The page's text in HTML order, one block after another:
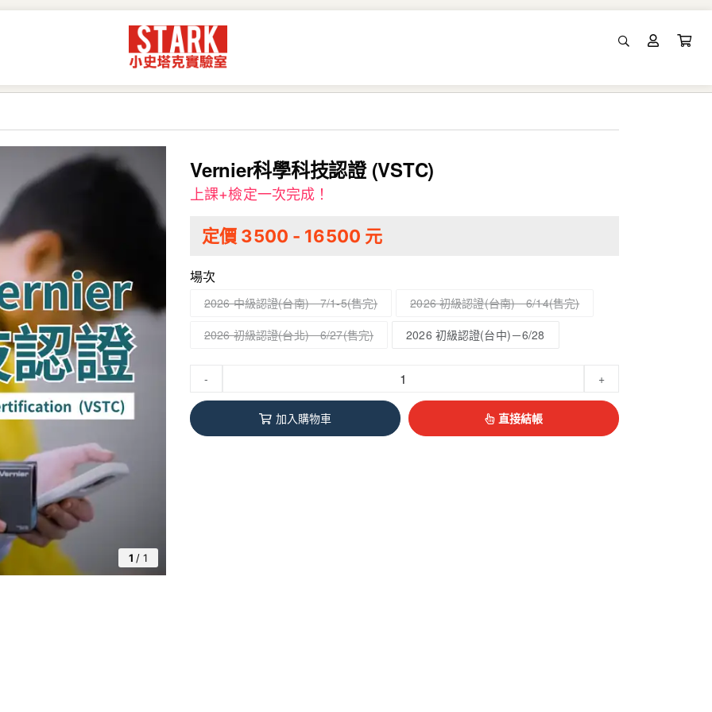
1 / 1
Vernier科學科技認證 (VSTC)
上課+檢定一次完成！
定價 3500 - 16500 元
場次
2026 中級認證(台南)－7/1-5
2026 初級認證(台南)－6/14
2026 初級認證(台北)－6/27
2026 初級認證(台中)－6/28
- +
加入購物車 直接結帳